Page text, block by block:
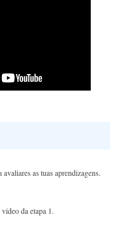
as tuas aprendizagens.
da etapa 1.